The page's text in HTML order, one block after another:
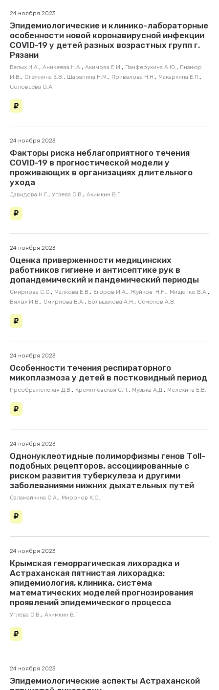
24 ноября 2023
Эпидемиологические и клинико-лабораторные
особенности новой коронавирусной инфекции
COVID-19 у детей разных возрастных групп г.
Рязани
Белых Н.А., Аникеева Н.А., Акимова Е.И., Панферухина А.Ю., Пизнюр
И.В., Стежкина Е.В., Шарапина Н.М., Привалова Н.Н., Макаркина Е.П.,
Соловьева О.А.
24 ноября 2023
Факторы риска неблагоприятного течения
COVID-19 в прогностической модели у
проживающих в организациях длительного
ухода
Давидова Н.Г. , Углева С.В. , Акимкин В.Г.
24 ноября 2023
Оценка приверженности медицинских
работников гигиене и антисептике рук в
допандемический и пандемический периоды
Смирнова С.С., Малкова Е.В., Егоров И.А., Жуйков Н.Н., Мищенко В.А.,
Вялых И.В., Смирнова В.А., Большакова А.Н., Семенов А.В.
24 ноября 2023
Особенности течения респираторного
микоплазмоза у детей в постковидный период
Преображенская Д.В., Кремплевская С.П., Музыка А.Д., Мелехина Е.В.
24 ноября 2023
Однонуклеотидные полиморфизмы генов Тоll-
подобных рецепторов, ассоциированные с
риском развития туберкулеза и другими
заболеваниями нижних дыхательных путей
Саламайкина С.А. , Миронов К.О.
24 ноября 2023
Крымская геморрагическая лихорадка и
Астраханская пятнистая лихорадка:
эпидемиология, клиника, система
математических моделей прогнозирования
проявлений эпидемического процесса
Углева С.В., Акимкин В.Г.
24 ноября 2023
Эпидемиологические аспекты Астраханской